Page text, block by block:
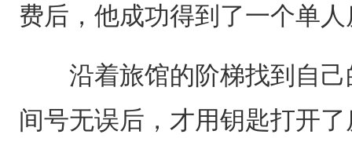
费后，他成功得到了一个单
沿着旅馆的阶梯找到自己
间号无误后，才用钥匙打开